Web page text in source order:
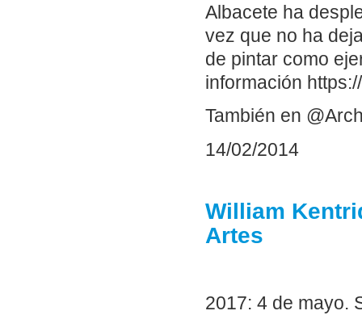
Albacete ha
vez que no ha
de pintar como
información
También en
14/02/2014
William
Artes
2017: 4 de mayo.